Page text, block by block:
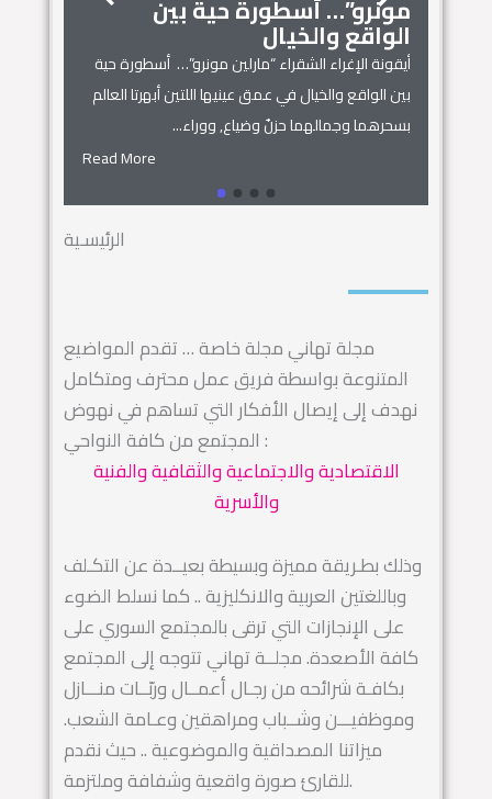
مونرو”… أسطورة حية بين
الواقع والخيال
أيقونة الإغراء الشقراء “مارلين مونرو”… أسطورة حية
بين الواقع والخيال في عمق عينيها اللتين أبهرتا العالم
بسحرهما وجمالهما حزنٌ وضياع, ووراء...
Read More
الرئيسـية
مجلة تهاني مجلة خاصة … تقدم المواضيع
المتنوعة بواسطة فريق عمل محترف ومتكامل
نهدف إلى إيصال الأفكار التي تساهم في نهوض
المجتمع من كافة النواحي :
الاقتصادية والاجتماعية والثقافية والفنية
والأسرية
وذلك بطـريقة مميزة وبسيطة بعيــدة عن التكـلف
وباللغتين العربية والانكليزية .. كما نسلط الضوء
على الإنجازات التي ترقى بالمجتمع السوري على
كافة الأصعدة. مجلــة تهاني تتوجه إلى المجتمع
بكافـة شرائحه من رجـال أعمــال وربّــات منـــازل
وموظفيـــن وشــباب ومراهقين وعـامة الشعب.
ميزاتنا المصداقية والموضوعية .. حيث نقدم
للقارئ صورة واقعية وشفافة وملتزمة.